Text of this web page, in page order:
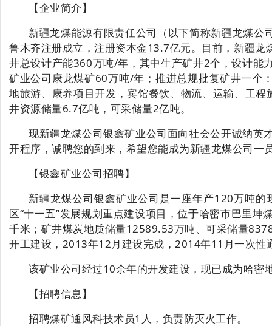
【企业简介】
新疆龙煤能源有限责任公司（以下简称新疆龙煤
鲁木齐注册成立，注册资本金13.7亿元。目前，新疆
井总设计产能360万吨/年，其中生产矿井2个，设计能
矿业公司康龙煤矿60万吨/年；推进总规批复矿井一个
地旅游、康养项目开发，宾馆餐饮、物流、运输、工
井资源储量6.7亿吨，可采储量2亿吨。
现新疆龙煤公司银鑫矿业公司面向社会公开诚纳英
开程序，诚聘您的到来， 希望您能成为新疆龙煤公司一
【银鑫矿业公司招聘】
新疆龙煤公司银鑫矿业公司 是一座年产120万吨的
区“十一五”发展规划重点建设项目，位于哈密市巴里坤
千米；矿井煤炭地质储量12589.53万吨、可采储量
开工建设，2013年12月建设完成，2014年11月一次性
该矿业公司经过10余年的开发建设，现已成为哈密
【招聘信息】
招聘煤矿通风科技术员1人，负责防灭火工作。